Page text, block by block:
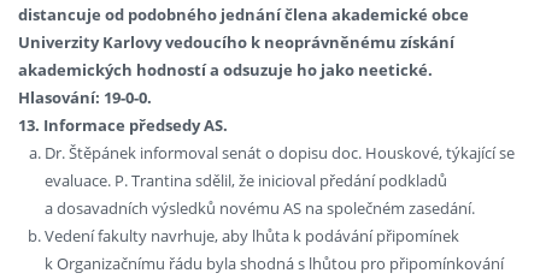
distancuje od podobného jednání člena akademické obce
Univerzity Karlovy vedoucího k neoprávněnému získání
akademických hodností a odsuzuje ho jako neetické.
Hlasování: 19-0-0.
13. Informace předsedy AS.
Dr. Štěpánek informoval senát o dopisu doc. Houskové, týkající se
evaluace. P. Trantina sdělil, že inicioval předání podkladů
a dosavadních výsledků novému AS na společném zasedání.
Vedení fakulty navrhuje, aby lhůta k podávání připomínek
k Organizačnímu řádu byla shodná s lhůtou pro připomínkování